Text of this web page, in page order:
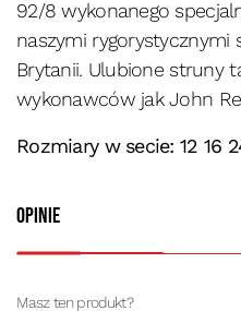
Opinie
Masz ten produkt?
92/8 wykonanego
naszymi rygorystycznymi
Brytanii. Ulubione struny
wykonawców jak John
Rozmiary w secie: 12 16